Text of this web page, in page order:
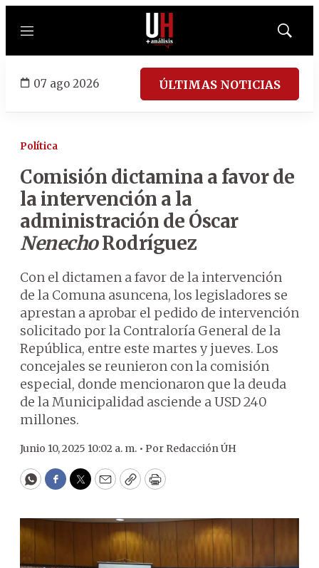
Menú
Mostrar
07 ago 2026 ÚLTIMAS NOTICIAS
Política
Comisión dictamina a favor de
la intervención a la
administración de Óscar
NenechoRodríguez
Con el dictamen a favor de la intervención
de la Comuna asuncena, los legisladores se
aprestan a aprobar el pedido de intervención
solicitado por la Contraloría General de la
República, entre este martes y jueves. Los
concejales se reunieron con la comisión
especial, donde mencionaron que la deuda
de la Municipalidad asciende a USD 240
millones.
Junio 10, 2025 10:02 a. m. • Por Redacción ÚH
WhatsApp
Facebook
Twitter
EmailCopyPrint